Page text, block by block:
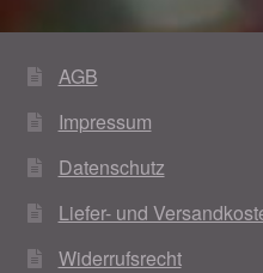
Weihnachtsangebote 2019
Weihnachtsangebote 2021
Widerrufsrecht
AGB
Impressum
Datenschutz
Liefer- und
Widerrufsrecht